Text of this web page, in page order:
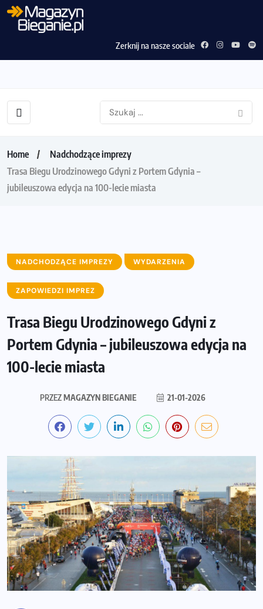
Zerknij na nasze sociale
Home
Nadchodzące imprezy
Trasa Biegu Urodzinowego Gdyni z Portem Gdynia –
jubileuszowa edycja na 100-lecie miasta
NADCHODZĄCE IMPREZY WYDARZENIA
ZAPOWIEDZI IMPREZ
Trasa Biegu Urodzinowego Gdyni z
Portem Gdynia – jubileuszowa edycja na
100-lecie miasta
PRZEZMAGAZYN BIEGANIE 21-01-2026